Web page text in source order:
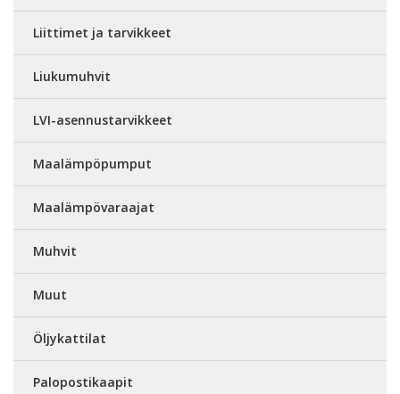
Liittimet ja tarvikkeet
Liukumuhvit
LVI-asennustarvikkeet
Maalämpöpumput
Maalämpövaraajat
Muhvit
Muut
Öljykattilat
Palopostikaapit